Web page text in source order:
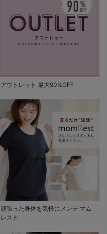
アウトレット 最大90%OFF
頑張った身体を気軽にメンテ マム
レスト